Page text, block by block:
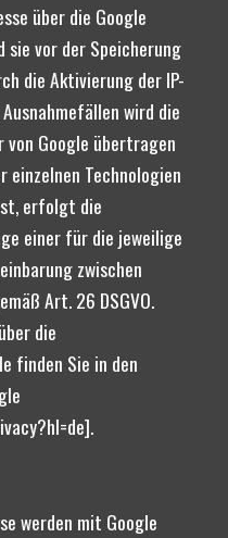
über die Google
sie vor der Speicherung
die Aktivierung der IP-
wird die
von Google übertragen
Technologien
erfolgt die
einer für die jeweilige
zwischen
Art. 26 DSGVO.
die
finden Sie in den
werden mit Google